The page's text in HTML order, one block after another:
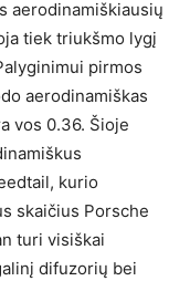
aerodinamiškiausių
tiek triukšmo lygį
pirmos
aerodinamiškas
vos 0.36. Šioje
kurio
skaičius Porsche
turi visiškai
difuzorių bei